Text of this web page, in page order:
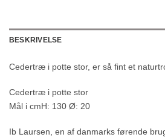
BESKRIVELSE
Cedertræ i potte stor, er så fint et
Cedertræ i potte stor
Mål i cmH: 130 Ø: 20
Ib Laursen, en af danmarks førende